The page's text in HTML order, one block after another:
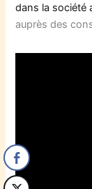
dans la société
auprès des